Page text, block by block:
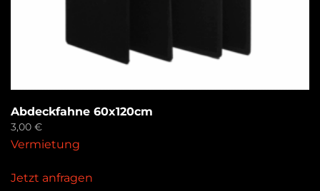
Abdeckfahne 60x120cm
3,00 €
Vermietung
Jetzt anfragen